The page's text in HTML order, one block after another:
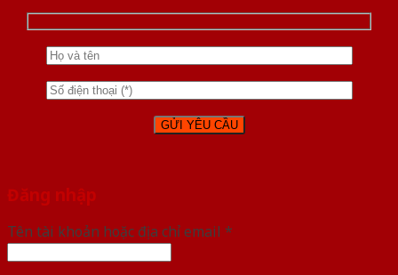
Đăng nhập
Tên tài khoản hoặc địa chỉ email *